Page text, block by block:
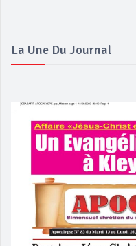
La Une Du Journal